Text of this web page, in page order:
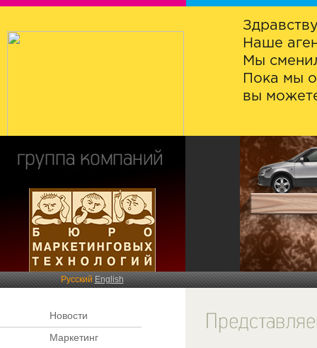
Наше
Мы
Пока мы
вы
РусскийEnglish
Новости
Маркетинг